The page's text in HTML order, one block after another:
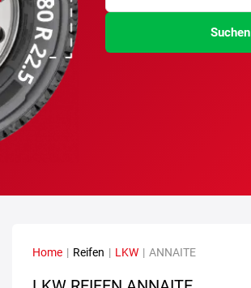
Suchen
Home | Reifen | LKW | ANNAITE